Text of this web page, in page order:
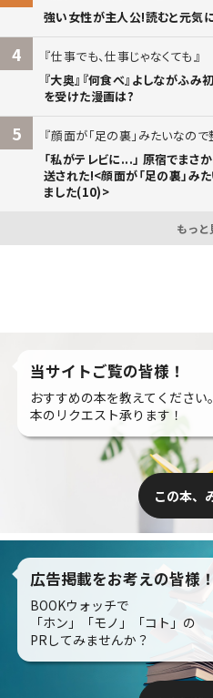
強い女性が主人公!読むと元気
4
仕事でも、仕事じゃなくても
『大奥』『何食べ』よしながふ
を受けた漫画は?
5
顔面が「足の裏」みたいなの
「私がテレビに...」 原宿でまさ
送された!<顔面が「足の裏」み
ました(10)>
もっと
当サイトご覧の皆様！
おすすめの本を教えてください。
本のリクエスト承ります！
この本、
広告掲載をお考えの皆様！
BOOKウォッチで
「ホン」「モノ」「コト」の
PRしてみませんか？